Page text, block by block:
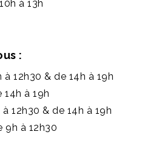
à 13h
:
à 12h30 & de 14h à 19h
14h à 19h
12h30 & de 14h à 19h
9h à 12h30